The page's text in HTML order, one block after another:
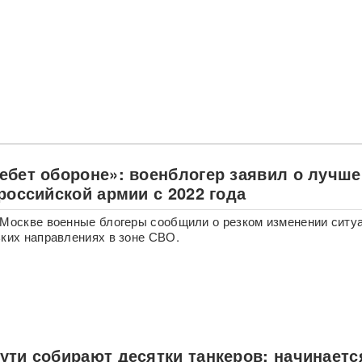
обороне»: военблогер заявил о
армии с 2022 года
военные блогеры сообщили о резком изменении
направлениях в зоне СВО.
собирают десятки танкеров: